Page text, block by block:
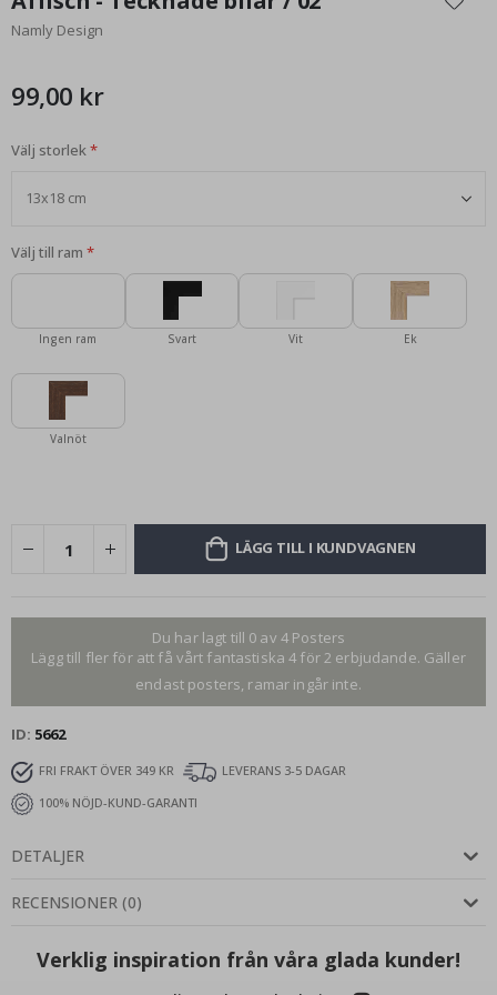
början
av
Namly Design
99,00 kr
Välj storlek
Välj till ram
Ingen ram Svart Vit Ek
Valnöt
LÄGG TILL I KUNDVAGNEN
Du har lagt till 0 av 4 Posters
Lägg till fler för att få vårt fantastiska 4 för 2 erbjudande. Gäller
endast posters, ramar ingår inte.
ID 5662
FRI FRAKT ÖVER 349 KR
LEVERANS 3-5 DAGAR
100% NÖJD-KUND-GARANTI
DETALJER
RECENSIONER (0)
Verklig inspiration från våra glada kunder!